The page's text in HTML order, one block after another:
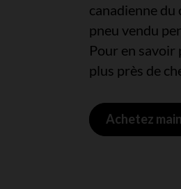
canadienne du
pneu vendu
Pour en savoir
plus près de
Achetez